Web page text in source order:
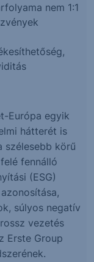
nem 1:1
Európa egyik
hátterét is
szélesebb körű
fennálló
(ESG)
súlyos negatív
vezetés
Erste Group